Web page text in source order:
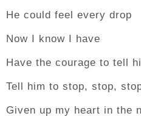
He could feel every drop
Now I know I have
Have the courage to tell
Tell him to stop, stop,
Given up my heart in the